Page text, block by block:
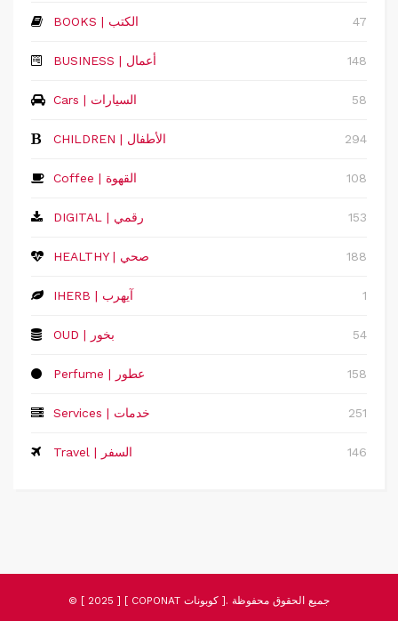
BOOKS | الكتب 47
‏BUSINESS | أعمال 148
Cars | السيارات 58
CHILDREN | الأطفال 294
Coffee | القهوة 108
DIGITAL | رقمي 153
HEALTHY | صحي 188
IHERB | آيهرب 1
OUD | بخور 54
Perfume | عطور 158
Services | خدمات 251
Travel | السفر 146
© [ 2025 ] [ COPONAT كوبونات ]. جميع الحقوق محفوظة